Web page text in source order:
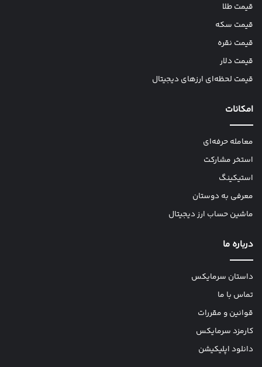
قیمت طلا
قیمت سکه
قیمت نقره
قیمت دلار
قیمت لحظه‌ای ارزهای دیجیتال
امکانات
معامله حرفه‌ای
استخر مشارکت
استیکینگ
معرفی به دوستان
ماشین حساب ارز دیجیتال
درباره ما
داستان سرمایکس
تماس با ما
قوانین و مقررات
کارمزد سرمایکس
دانلود اپلیکیشن